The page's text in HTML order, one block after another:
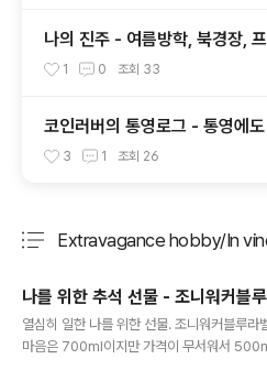
나의 진주 - 여름방학, 북경장,
말띠고개, 책강, 다원, 피베리진주
1 0 조회 33
코인러버의 통영로그 - 통영에
생기다니 이게 가능할까 싶은 공
3 1 조회 26
Extravagance hobby/In
나를 위한 추석 선물 - 조니워커블
열심히 일한 나를 위한 선물. 조니워커블루라
마음은 700ml이지만 가격이 무서워서